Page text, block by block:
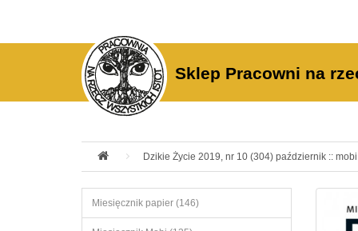
Sklep Pracowni na
Dzikie Życie 2019, nr 10 (304) październik :: mobi
Miesięcznik papier (146)